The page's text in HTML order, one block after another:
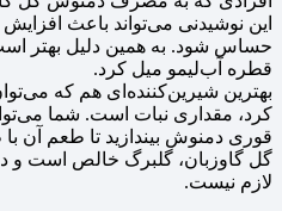
این نوشیدنی می‌تواند باعث
حساس شود. به همین دلیل بهتر
قطره آب‌لیمو میل کرد.
بهترین شیرین‌کننده‌ای هم که
کرد، مقداری نبات است. شما
قوری دمنوش بیندازید تا طعم آن
لازم نیست.